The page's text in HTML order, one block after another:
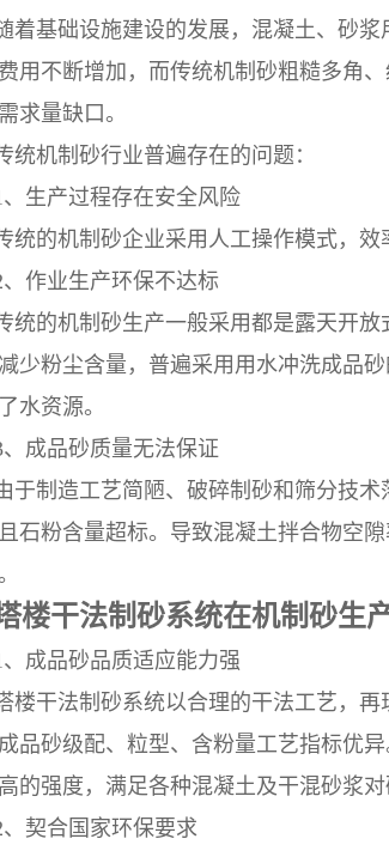
着基础设施建设的发展，混凝土、砂
用不断增加，而传统机制砂粗糙多角
求量缺口。
统机制砂行业普遍存在的问题：
、生产过程存在安全风险
统的机制砂企业采用人工操作模式，效
、作业生产环保不达标
统的机制砂生产一般采用都是露天开放
少粉尘含量，普遍采用用水冲洗成品
水资源。
、成品砂质量无法保证
于制造工艺简陋、破碎制砂和筛分技
石粉含量超标。导致混凝土拌合物空
楼干法制砂系统在机制砂生
成品砂品质适应能力强
楼干法制砂系统以合理的干法工艺，
品砂级配、粒型、含粉量工艺指标优
的强度，满足各种混凝土及干混砂浆对
、契合国家环保要求